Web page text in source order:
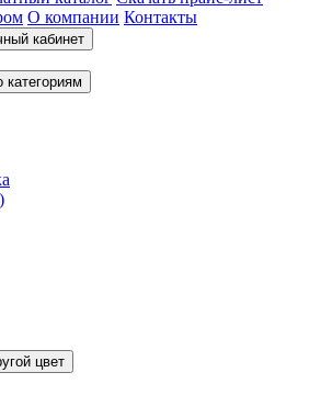
О компании Контакты
кабинет
категориям
Выбрать другой цвет